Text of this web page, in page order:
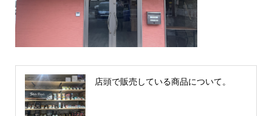
店頭で販売している商品について。